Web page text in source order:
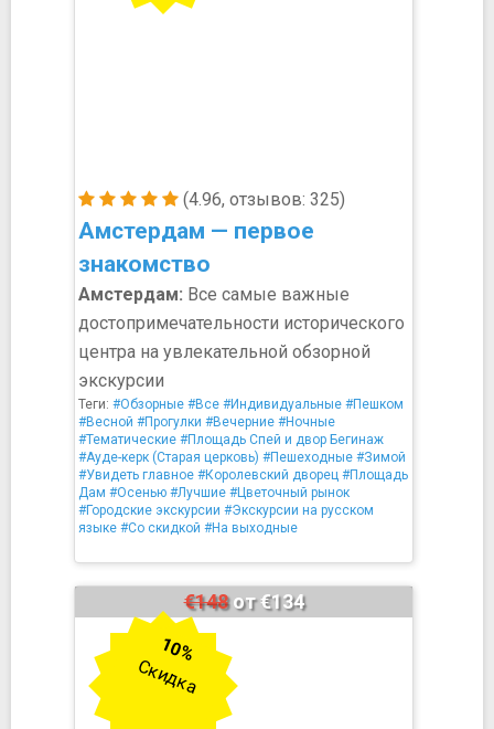
(4.96, отзывов: 325)
Амстердам — первое
знакомство
Амстердам: Все самые важные
достопримечательности исторического
центра на увлекательной обзорной
экскурсии
Теги: #Обзорные #Все #Индивидуальные #Пешком
#Весной #Прогулки #Вечерние #Ночные
#Тематические #Площадь Спей и двор Бегинаж
#Ауде-керк (Старая церковь) #Пешеходные #Зимой
#Увидеть главное #Королевский дворец #Площадь
Дам #Осенью #Лучшие #Цветочный рынок
#Городские экскурсии #Экскурсии на русском
языке #Со скидкой #На выходные
€148от €134
10%
Скидка